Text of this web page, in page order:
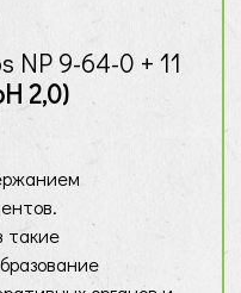
NP 9-64-0 + 11
2,0)
такие